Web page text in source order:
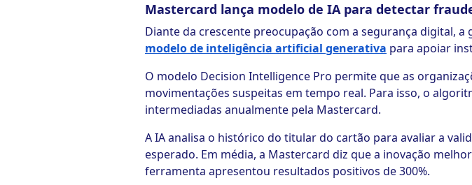
Mastercard lança modelo de IA para detectar
Diante da crescente preocupação com a segurança digital,
modelo de inteligência artificial generativa para apoiar
O modelo Decision Intelligence Pro permite que as
movimentações suspeitas em tempo real. Para isso, o
intermediadas anualmente pela Mastercard.
A IA analisa o histórico do titular do cartão para avaliar a
esperado. Em média, a Mastercard diz que a inovação
ferramenta apresentou resultados positivos de 300%.